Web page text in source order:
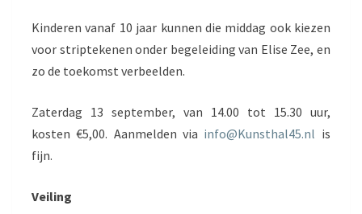
Kinderen vanaf 10 jaar kunnen die middag ook kiezen
voor striptekenen onder begeleiding van Elise Zee, en
zo de toekomst verbeelden.
Zaterdag 13 september, van 14.00 tot 15.30 uur,
kosten €5,00. Aanmelden via info@Kunsthal45.nl is
fijn.
Veiling